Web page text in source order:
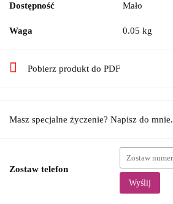
Dostępność Mało
Waga 0.05 kg
Pobierz produkt do PDF
Masz specjalne życzenie? Napisz do mnie.
Zostaw telefon
Wyślij